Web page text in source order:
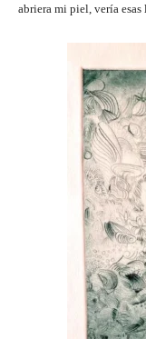
abriera mi piel, vería esas